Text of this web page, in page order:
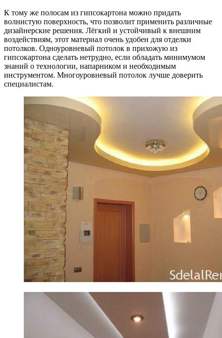
К тому же полосам из гипсокартона можно придать
волнистую поверхность, что позволит применить различные
дизайнерские решения. Лёгкий и устойчивый к внешним
воздействиям, этот материал очень удобен для отделки
потолков. Одноуровневый потолок в прихожую из
гипсокартона сделать нетрудно, если обладать минимумом
знаний о технологии, напарником и необходимым
инструментом. Многоуровневый потолок лучше доверить
специалистам.